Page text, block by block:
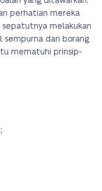
perhatian mereka
sepatutnya melakukan
sempurna dari borang
mematuhi prinsip-